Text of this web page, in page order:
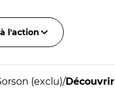
l'action
(exclu)/Découvrir